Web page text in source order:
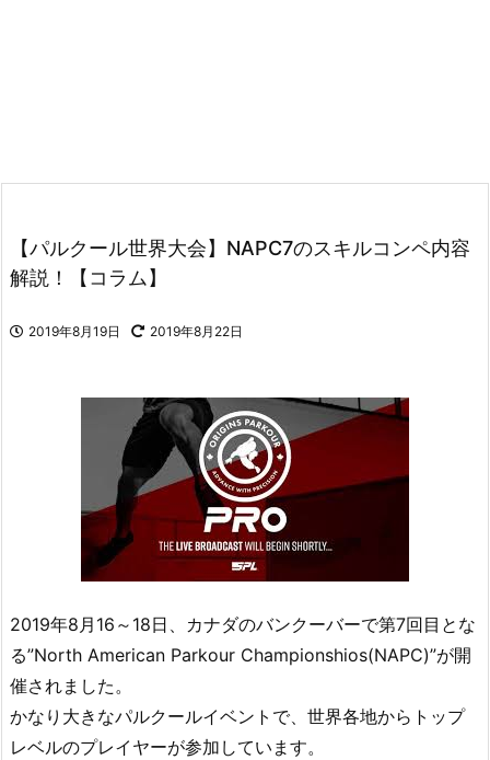
【パルクール世界大会】NAPC7のスキルコンペ内容
解説！【コラム】
2019年8月19日 2019年8月22日
2019年8月16～18日、カナダのバンクーバーで第7回目とな
る”North American Parkour Championshios(NAPC)”が開
催されました。
かなり大きなパルクールイベントで、世界各地からトップ
レベルのプレイヤーが参加しています。